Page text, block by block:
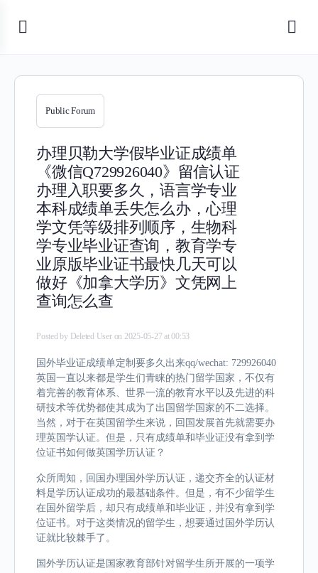
Public Forum
办理贝勒大学假毕业证成绩单
《微信Q729926040》留信认证
办理入职要多久，语言学专业
本科成绩单丢失怎么办，心理
学文凭等级排列顺序，生物科
学专业毕业证查询，教育学专
业原版毕业证书最快几天可以
做好《加拿大学历》文凭网上
查询怎么查
Posted by Deleted User on 2025-05-27 at 00:53
国外毕业证成绩单定制要多久出来qq/wechat: 729926040
英国一直以来都是学生们青睐的热门留学国家，不仅有
着完善的教育体系、世界一流的教育水平以及先进的科
研技术等优势都使其成为了出国留学国家的不二选择。
当然，对于在英国留学生来说，回国发展首先就需要办
理英国学认证。但是，只有成绩单和毕业证没有拿到学
位证书如何做英国学历认证？
众所周知，回国办理国外学历认证，递交齐全的认证材
料是学历认证成功的最基础条件。但是，有不少留学生
在国外留学后，却只有成绩单和毕业证，并没有拿到学
位证书。对于这类情况的留学生，想要通过国外学历认
证就比较棘手了。
国外学历认证是国家教育部针对留学生所开展的一项学